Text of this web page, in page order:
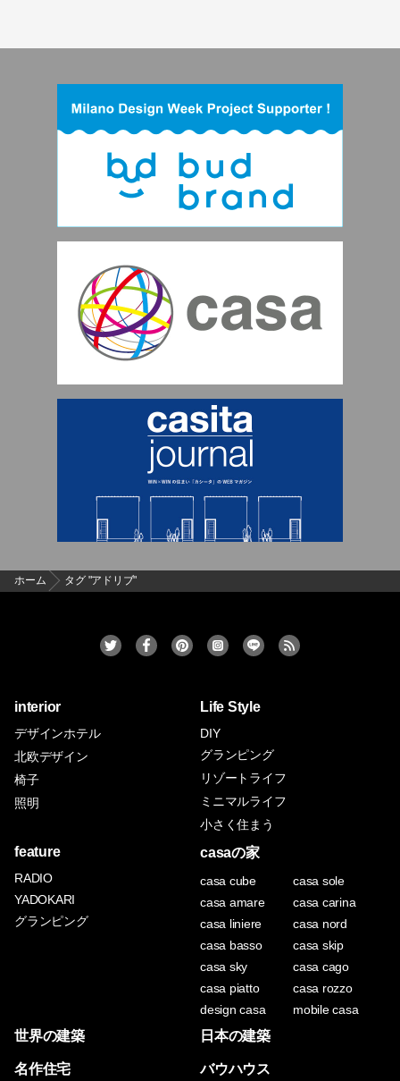
ホーム タグ "アドリブ"
interior
デザインホテル
北欧デザイン
椅子
照明
Life Style
DIY
グランピング
リゾートライフ
ミニマルライフ
小さく住まう
feature
RADIO
YADOKARI
グランピング
casaの家
casa cube
casa sole
casa amare
casa carina
casa liniere
casa nord
casa basso
casa skip
casa sky
casa cago
casa piatto
casa rozzo
design casa
mobile casa
世界の建築 日本の建築
名作住宅 バウハウス